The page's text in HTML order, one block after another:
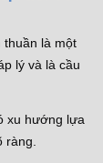
thuần là một
lý và là cầu
xu hướng lựa